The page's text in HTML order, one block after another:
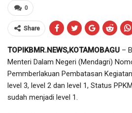
0
Share
TOPIKBMR.NEWS,KOTAMOBAGU –
Menteri Dalam Negeri (Mendagri)
Pemmberlakuan Pembatasan
level 3, level 2 dan level 1, Status
sudah menjadi level 1.